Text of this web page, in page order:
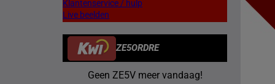
Klantenservice / hulp
Live beelden
ZE5ORDRE
Geen ZE5V meer vandaag!
ZWEDEN
223/05/